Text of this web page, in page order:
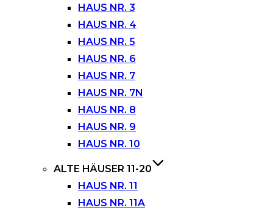
HAUS NR. 3
HAUS NR. 4
HAUS NR. 5
HAUS NR. 6
HAUS NR. 7
HAUS NR. 7N
HAUS NR. 8
HAUS NR. 9
HAUS NR. 10
ALTE HÄUSER 11-20
HAUS NR. 11
HAUS NR. 11A